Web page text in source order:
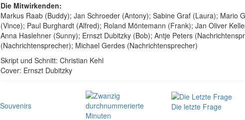
Die Mitwirkenden:
Markus Raab (Buddy); Jan Schroeder (Antony); Sabine Graf (Laura);
(Vince); Paul Burghardt (Alfred); Roland Möntemann (Frank); Jan Oliver
Anna Haslehner (Sunny); Ernszt Dubitzky (Bob); Antje Peters
(Nachrichtensprecher); Michael Gerdes (Nachrichtensprecher)
Skript und Schnitt: Christian Kehl
Cover: Ernszt Dubitzky
Souvenirs
Die letzte Frage